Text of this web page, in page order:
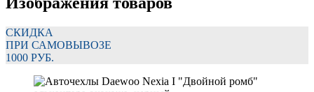
СКИДКА
ПРИ САМОВЫВОЗЕ
1000 РУБ.